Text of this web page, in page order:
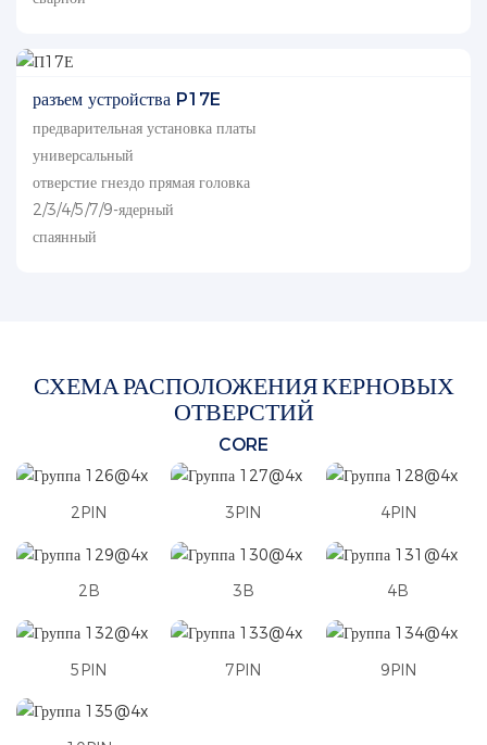
разъем устройства P17E
предварительная установка платы
универсальный
отверстие гнездо прямая головка
2/3/4/5/7/9-ядерный
спаянный
СХЕМА РАСПОЛОЖЕНИЯ КЕРНОВЫХ
ОТВЕРСТИЙ
CORE
2PIN 3PIN 4PIN
2B 3B 4B
5PIN 7PIN 9PIN